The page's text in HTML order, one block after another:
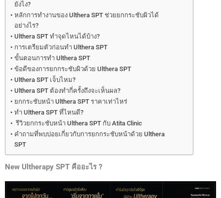
ยังไง?
หลักการทำงานของ Ulthera SPT ช่วยยกกระชับผิวได้
อย่างไร?
Ulthera SPT ทำจุดไหนได้บ้าง?
การเตรียมตัวก่อนทำ Ulthera SPT
ขั้นตอนการทำ Ulthera SPT
ข้อดีของการยกกระชับผิวด้วย Ulthera SPT
Ulthera SPT เจ็บไหม?
Ulthera SPT ต้องทำกี่ครั้งถึงจะเห็นผล?
ยกกระชับหน้า Ulthera SPT ราคาเท่าไหร่
ทำ Ulthera SPT ที่ไหนดี?
รีวิวยกกระชับหน้า Ulthera SPT กับ Atita Clinic
คำถามที่พบบ่อยเกี่ยวกับการยกกระชับหน้าด้วย Ulthera
SPT
New Ultherapy SPT คืออะไร ?